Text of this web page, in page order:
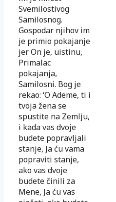
Svemilostivog
Samilosnog.
Gospodar njihov im
je primio pokajanje
jer On je, uistinu,
Primalac
pokajanja,
Samilosni. Bog je
rekao: ‘O Ademe, ti i
tvoja žena se
spustite na Zemlju,
i kada vas dvoje
budete popravljali
stanje, Ja ću vama
popraviti stanje,
ako vas dvoje
budete činili za
Mene, Ja ću vas